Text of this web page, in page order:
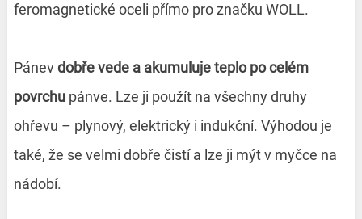
feromagnetické oceli přímo pro značku WOLL.
Pánevdobře vede a akumuluje teplo po celém
povrchupánve. Lze ji použít na všechny druhy
ohřevu – plynový, elektrický i indukční. Výhodou je
také, že se velmi dobře čistí a lze ji mýt v myčce na
nádobí.